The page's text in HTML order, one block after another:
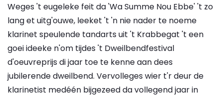
Weges 't eugeleke feit da 'Wa Summe Nou Ebbe' 't zo
lang et uitg'ouwe, leeket 't 'n nie nader te noeme
klarinet speulende tandarts uit 't Krabbegat 't een
goei ideeke n'om tijdes 't Dweilbendfestival
d'oeuvreprijs di jaar toe te kenne aan dees
jubilerende dweilbend. Vervolleges wier t'r deur de
klarinetist medéén bijgezeed da vollegend jaar in